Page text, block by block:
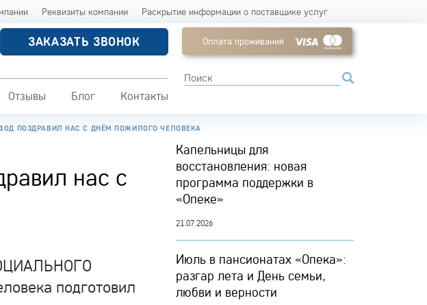
Реквизиты компании Раскрытие информации о поставщике услуг
ЗАКАЗАТЬ ЗВОНОК
Отзывы Блог Контакты
Оплата проживания
ПОЗДРАВИЛ НАС С ДНЁМ ПОЖИЛОГО ЧЕЛОВЕКА
нас с
подготовил
Капельницы для
восстановления: новая
программа поддержки в
«Опеке»
21.07.2026
Июль в пансионатах «Опека»:
разгар лета и День семьи,
любви и верности